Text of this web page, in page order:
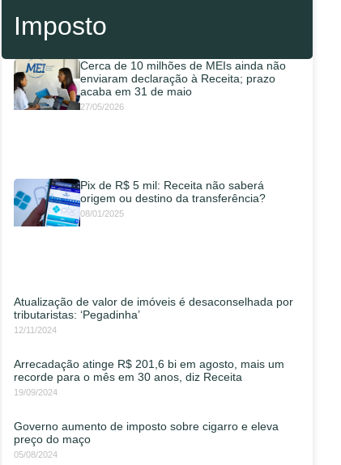
Imposto
Cerca de 10 milhões de MEIs ainda não
enviaram declaração à Receita; prazo
acaba em 31 de maio
27/05/2026
Pix de R$ 5 mil: Receita não saberá
origem ou destino da transferência?
08/01/2025
Atualização de valor de imóveis é desaconselhada por
tributaristas: ‘Pegadinha’
12/11/2024
Arrecadação atinge R$ 201,6 bi em agosto, mais um
recorde para o mês em 30 anos, diz Receita
19/09/2024
Governo aumento de imposto sobre cigarro e eleva
preço do maço
05/08/2024